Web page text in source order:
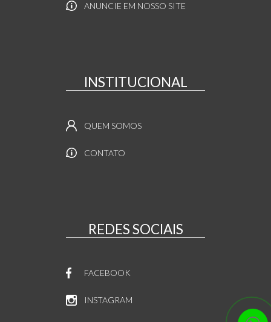
ANUNCIE EM NOSSO SITE
INSTITUCIONAL
QUEM SOMOS
CONTATO
REDES SOCIAIS
FACEBOOK
INSTAGRAM